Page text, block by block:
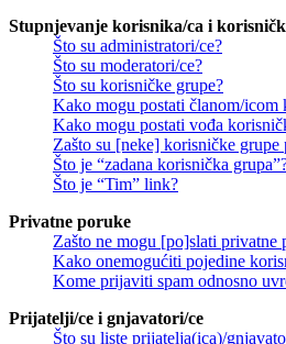
Stupnjevanje korisnika/ca i
Što su administratori/ce?
Što su moderatori/ce?
Što su korisničke grupe?
Kako mogu postati članom/icom
Kako mogu postati vođa
Zašto su [neke] korisničke
Što je “zadana korisnička
Što je “Tim” link?
Privatne poruke
Zašto ne mogu [po]slati privatne
Kako onemogućiti pojedine
Kome prijaviti spam odnosno
Prijatelji/ce i gnjavatori/ce
Što su liste prijatelja(ica)/